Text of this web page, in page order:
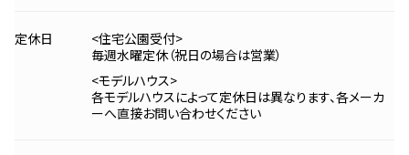
定休日
<住宅公園受付>
毎週水曜定休（祝日の場合は営業）
<モデルハウス>
各モデルハウスによって定休日は異なります、各メーカ
ーへ直接お問い合わせください